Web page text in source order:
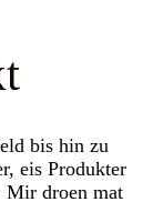
bis hin zu
eis Produkter
Mir droen mat